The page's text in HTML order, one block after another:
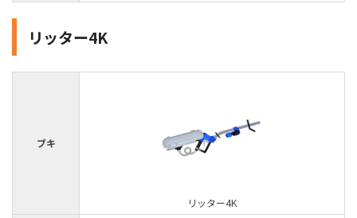
リッター4K
ブキ
リッター4K